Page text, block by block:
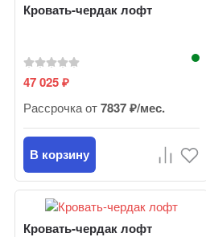
Кровать-чердак лофт
47 025₽
Рассрочка от7837 ₽/мес.
В корзину
Кровать-чердак лофт